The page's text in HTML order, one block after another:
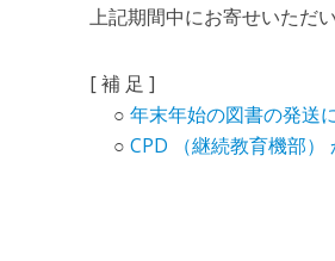
上記期間中にお寄せいただ
[ 補 足 ]
○ 年末年始の図書の発送
○ CPD （継続教育機部）